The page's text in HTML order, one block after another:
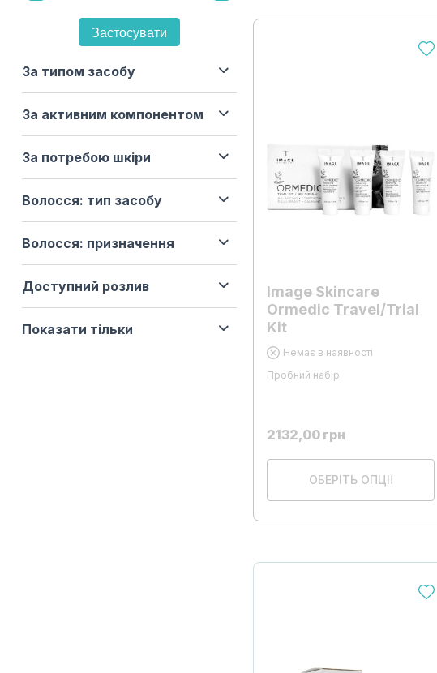
Застосувати
За типом засобу
За активним компонентом
За потребою шкіри
Волосся: тип засобу
Волосся: призначення
Доступний розлив
Показати тільки
Image Skincare
Ormedic Travel/Trial
Kit
Немає в наявності
Пробний набір
2132,00 грн
ОБЕРІТЬ ОПЦІЇ